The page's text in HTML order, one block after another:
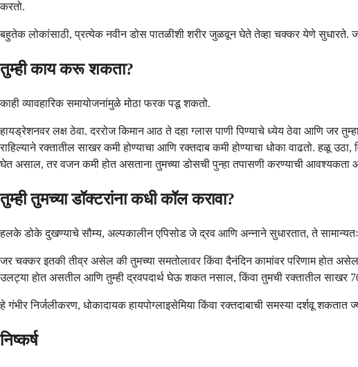
करतो.
बहुतेक लोकांसाठी, प्रत्येक नवीन डोस पातळीशी शरीर जुळवून घेते तेव्हा चक्कर येणे सुधारते.
तुम्ही काय करू शकता?
काही व्यावहारिक समायोजनांमुळे मोठा फरक पडू शकतो.
हायड्रेशनवर लक्ष ठेवा. दररोज किमान आठ ते दहा ग्लास पाणी पिण्याचे ध्येय ठेवा आणि जर
राहिल्याने रक्तातील साखर कमी होण्याचा आणि रक्तदाब कमी होण्याचा धोका वाढतो. हळू
घेत असाल, तर वजन कमी होत असताना तुमच्या डोसची पुन्हा तपासणी करण्याची आवश्यकता
तुम्ही तुमच्या डॉक्टरांना कधी कॉल करावा?
हलके डोके दुखण्याचे सौम्य, अल्पकालीन एपिसोड जे द्रव आणि अन्नाने सुधारतात, ते
जर चक्कर इतकी तीव्र असेल की तुमच्या समतोलावर किंवा दैनंदिन कामांवर परिणाम होत
उलट्या होत असतील आणि तुम्ही द्रवपदार्थ घेऊ शकत नसाल, किंवा तुमची रक्तातील साखर
हे गंभीर निर्जलीकरण, धोकादायक हायपोग्लाइसेमिया किंवा रक्तदाबाची समस्या दर्शवू शकतात
निष्कर्ष